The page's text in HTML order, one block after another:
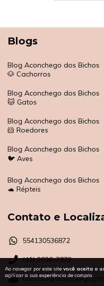
Ao navegar por este site você aceita o
agilizar a sua experiência de compra.
Blogs
Blog Aconchego dos Bichos
🐶 Cachorros
Blog Aconchego dos Bichos
🐱 Gatos
Blog Aconchego dos Bichos
🐹 Roedores
Blog Aconchego dos Bichos
🐦 Aves
Blog Aconchego dos Bichos
🐢 Répteis
Contato e
554130536872
(41) 3026-7872